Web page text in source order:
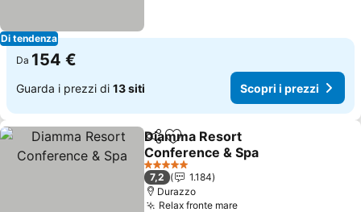
Di tendenza
Da 154 €
Guarda i prezzi di 13 siti Scopri i prezzi
CondividiAggiungi ai preferiti
Diamma Resort
Conference & Spa
5 Stelle
7,2
1.184
Durazzo
Relax fronte mare